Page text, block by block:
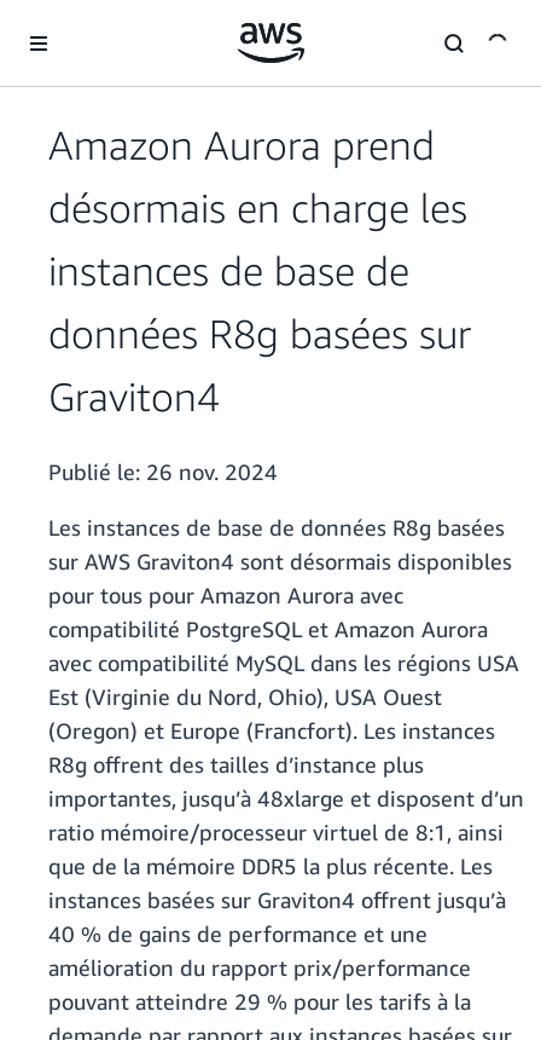
Amazon Aurora prend
désormais en charge les
instances de base de
données R8g basées sur
Graviton4
Publié le: 26 nov. 2024
Les instances de base de données R8g basées
sur AWS Graviton4 sont désormais disponibles
pour tous pour Amazon Aurora avec
compatibilité PostgreSQL et Amazon Aurora
avec compatibilité MySQL dans les régions USA
Est (Virginie du Nord, Ohio), USA Ouest
(Oregon) et Europe (Francfort). Les instances
R8g offrent des tailles d’instance plus
importantes, jusqu’à 48xlarge et disposent d’un
ratio mémoire/processeur virtuel de 8:1, ainsi
que de la mémoire DDR5 la plus récente. Les
instances basées sur Graviton4 offrent jusqu’à
40 % de gains de performance et une
amélioration du rapport prix/performance
pouvant atteindre 29 % pour les tarifs à la